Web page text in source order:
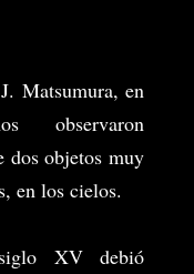
Matsumura, en
observaron
dos objetos muy
en los cielos.
XV debió